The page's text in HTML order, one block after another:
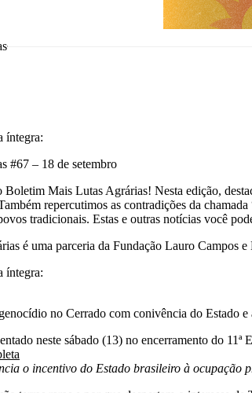
íntegra:
#67 – 18 de setembro
Boletim Mais Lutas Agrárias! Nesta edição,
repercutimos as contradições da
tradicionais. Estas e outras notícias você
é uma parceria da Fundação Lauro Campos
íntegra:
no Cerrado com conivência do Estado
neste sábado (13) no encerramento do
o incentivo do Estado brasileiro à ocupação